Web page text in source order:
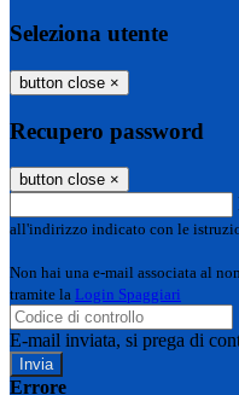
Seleziona utente
button close ×
Recupero password
button close ×
all'indirizzo indicato con le
Non hai una e-mail associata al
tramite la Login Spaggiari
E-mail inviata, si prega di
Errore